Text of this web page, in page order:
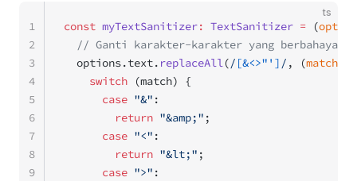
ts
const myTextSanitizer: TextSanitizer = (
  // Ganti karakter-karakter yang berbahaya
  options.text.
replaceAll(/ [&<>"'] / , (match
    switch
(match) {
      case
"&" :
        return
"&amp;" ;
      case
"<" :
        return
"&lt;" ;
      case
">" :
1
2
3
4
5
6
7
8
9